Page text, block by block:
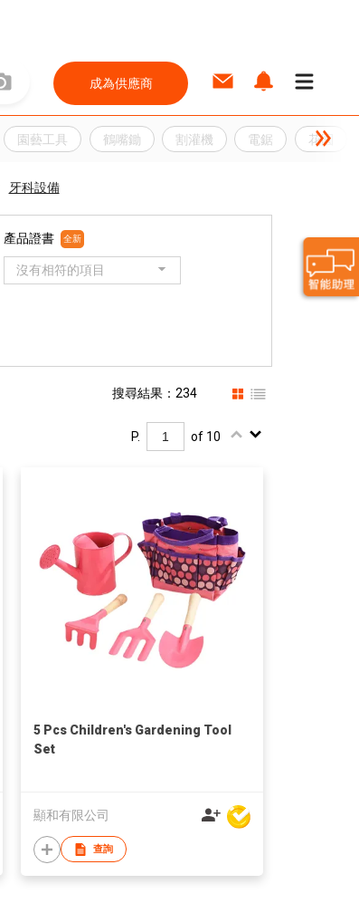
成為供應商
園藝工具 鶴嘴鋤 割灌機 電鋸 花園
牙科設備
產品證書 全新
沒有相符的項目
搜尋結果：234
P. of 10
5 Pcs Children's Gardening Tool
Set
顯和有限公司
查詢